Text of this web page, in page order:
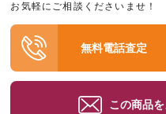
お気軽にご相談くださいませ！
無料電話査定
この商品